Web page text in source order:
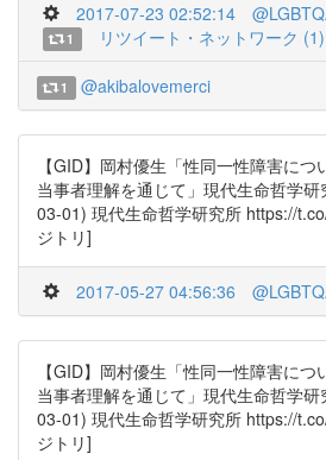
2017-07-23 02:52:14
1 リツイート・ネットワーク (1)
1 @akibalovemerci
【GID】岡村優生「性同一性障害に
当事者理解を通じて」現代生命哲学
03-01) 現代生命哲学研究所 https://
ジトリ]
2017-05-27 04:56:36
【GID】岡村優生「性同一性障害に
当事者理解を通じて」現代生命哲学
03-01) 現代生命哲学研究所 https://
ジトリ]